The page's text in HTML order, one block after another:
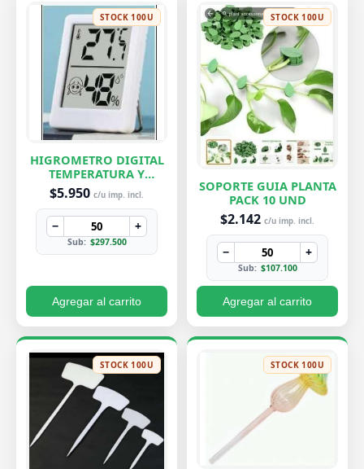
STOCK 100U
HIGROMETRO DIGITAL
TEMPERATURA Y
HUMEDAD
$5.950 c/u imp. incl.
− +
Sub: $297.500
Agregar al carrito
STOCK 100U
SOPORTE GUIA PLANTA
PACK 10 UND
$2.142 c/u imp. incl.
− +
Sub: $107.100
Agregar al carrito
STOCK 100U STOCK 100U